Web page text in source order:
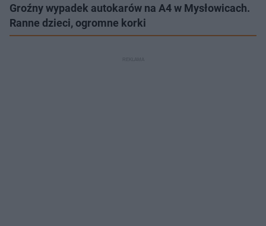
Groźny wypadek autokarów na A4 w Mysłowicach.
Ranne dzieci, ogromne korki